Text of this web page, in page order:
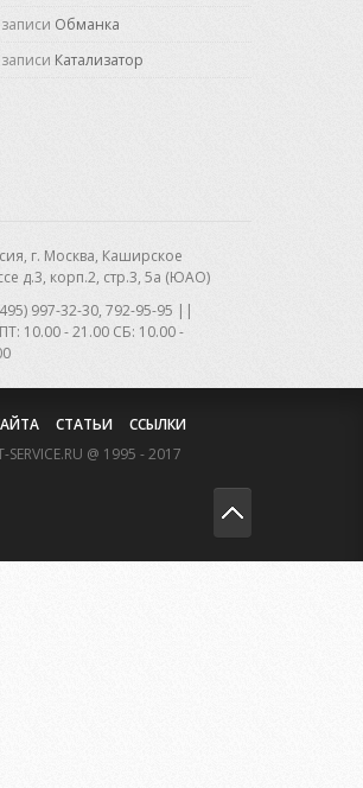
записи Обманка
записи Катализатор
г. Москва, Каширское
д.3, корп.2, стр.3, 5а (ЮАО)
997-32-30, 792-95-95 ||
10.00 - 21.00 CБ: 10.00 -
СТАТЬИ
ССЫЛКИ
SERVICE.RU @ 1995 - 2017